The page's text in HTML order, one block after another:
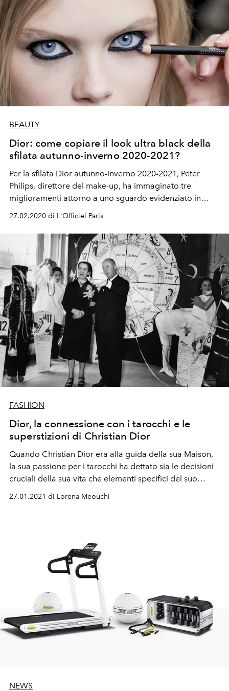
BEAUTY
Dior: come copiare il look ultra black della
sfilata autunno-inverno 2020-2021?
Per la sfilata Dior autunno-inverno 2020-2021, Peter
Philips, direttore del make-up, ha immaginato tre
miglioramenti attorno a uno sguardo evidenziato in
27.02.2020 di L'Officiel Paris
FASHION
Dior, la connessione con i tarocchi e le
superstizioni di Christian Dior
Quando Christian Dior era alla guida della sua Maison,
la sua passione per i tarocchi ha dettato sia le decisioni
cruciali della sua vita che elementi specifici del suo
27.01.2021 di Lorena Meouchi
NEWS